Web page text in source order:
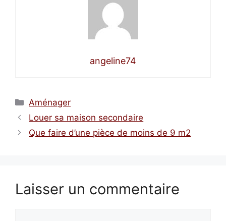
angeline74
Catégories
Aménager
Louer sa maison secondaire
Que faire d’une pièce de moins de 9 m2
Laisser un commentaire